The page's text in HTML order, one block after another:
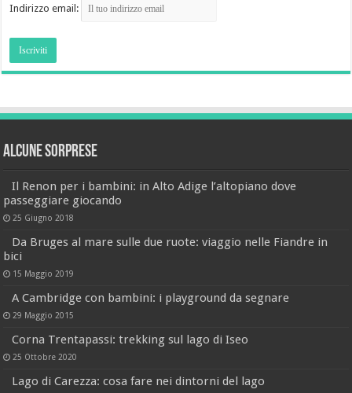
Indirizzo email:
Alcune sorprese
Il Renon per i bambini: in Alto Adige l’altopiano dove
passeggiare giocando
25 Giugno 2018
Da Bruges al mare sulle due ruote: viaggio nelle Fiandre in
bici
15 Maggio 2019
A Cambridge con bambini: i playground da segnare
29 Maggio 2015
Corna Trentapassi: trekking sul lago di Iseo
25 Ottobre 2020
Lago di Carezza: cosa fare nei dintorni del lago